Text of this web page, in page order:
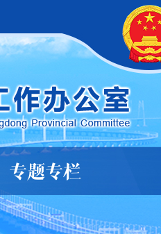
专题专栏